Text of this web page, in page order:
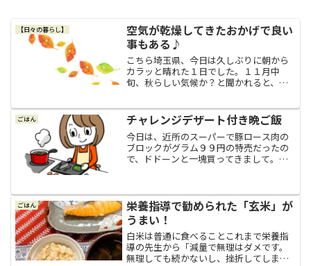
【日々の暮らし】
空気が乾燥してきたおかげで良い
事もある♪
こちら埼玉県、今日は久しぶりに朝から
カラッと晴れた１日でした。１１月中
旬、秋らしい気候か？と聞かれると、も
とってはちょっぴりお名残り惜しくもあ
りますが、冬が近づくにつれ...
ごはん チャレンジデザート付き晩ご飯
今日は、近所のスーパーで豚ロース肉の
ブロックがグラム９９円の特売だったの
で、ドドーンと一塊買ってきまして。と
たのですが、せっかくこんなに大きな塊
で買って来たので、この大...
ごはん
栄養指導で勧められた「玄米」が
うまい！
白米は普通に食べることこれまで栄養指
導の先生から「減量で無理はダメです。
無理しても続かないし、挫折してしまう